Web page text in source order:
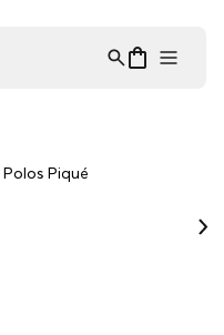
Polos Piqué
⋮